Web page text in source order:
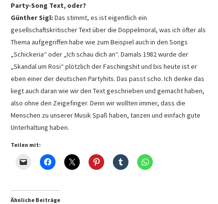
Party-Song Text, oder?
Günther Sigl: Das stimmt, es ist eigentlich ein
gesellschaftskritischer Text über die Doppelmoral, was ich öfter als
Thema aufgegriffen habe wie zum Beispiel auch in den Songs
„Schickeria“ oder „Ich schau dich an“. Damals 1982 wurde der
„Skandal um Rosi“ plötzlich der Faschingshit und bis heute ist er
eben einer der deutschen Partyhits. Das passt scho. Ich denke das
liegt auch daran wie wir den Text geschrieben und gemacht haben,
also ohne den Zeigefinger. Denn wir wollten immer, dass die
Menschen zu unserer Musik Spaß haben, tanzen und einfach gute
Unterhaltung haben.
Teilen mit:
Ähnliche Beiträge